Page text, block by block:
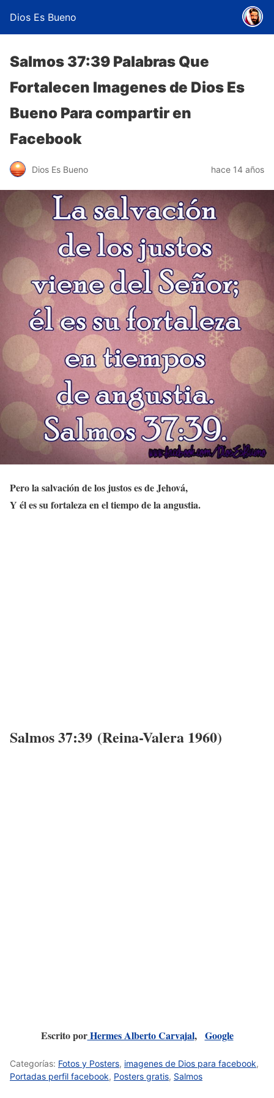
Dios Es Bueno
Salmos 37:39 Palabras Que
Fortalecen Imagenes de Dios Es
Bueno Para compartir en
Facebook
Dios Es Bueno hace 14 años
Pero la salvación de los justos es de Jehová,
Y él es su fortaleza en el tiempo de la angustia.
Salmos 37:39 (Reina-Valera 1960)
Escrito porHermes Alberto Carvajal, Google
Categorías: Fotos y Posters, imagenes de Dios para facebook,
Portadas perfil facebook, Posters gratis, Salmos